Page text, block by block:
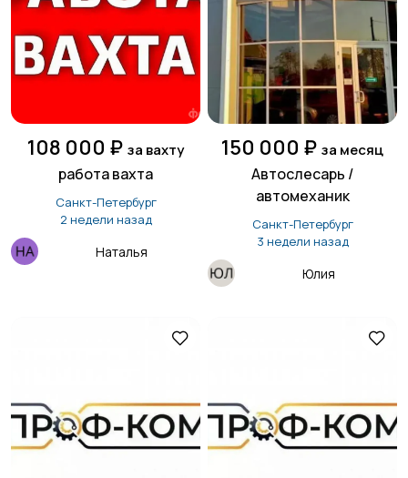
108 000 ₽ за вахту
работа вахта
Санкт-Петербург
2 недели назад
Наталья
150 000 ₽ за месяц
Автослесарь /
автомеханик
Санкт-Петербург
3 недели назад
Юлия